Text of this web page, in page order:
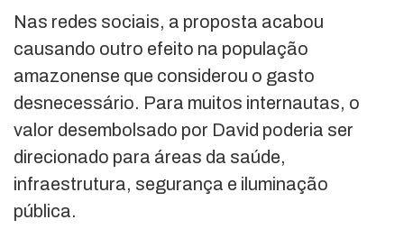
Nas redes sociais, a proposta acabou
causando outro efeito na população
amazonense que considerou o gasto
desnecessário. Para muitos internautas, o
valor desembolsado por David poderia ser
direcionado para áreas da saúde,
infraestrutura, segurança e iluminação
pública.